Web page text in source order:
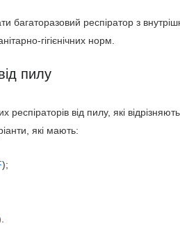
багаторазовий респіратор з
гігієнічних норм.
пилу
респіраторів від пилу, які
які мають:
);